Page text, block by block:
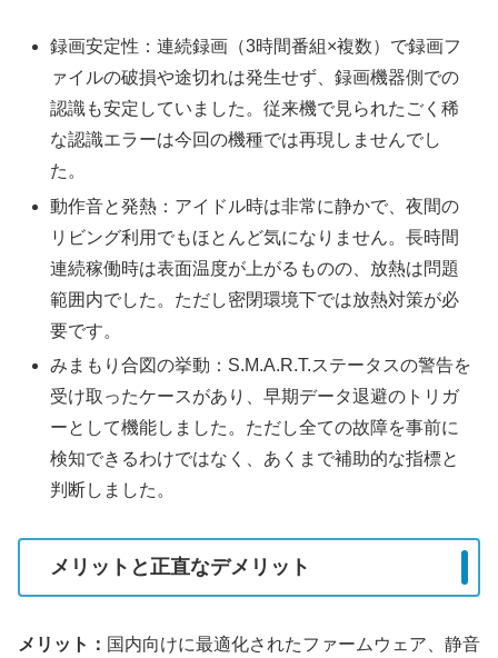
録画安定性：連続録画（3時間番組×複数）で録画フ
ァイルの破損や途切れは発生せず、録画機器側での
認識も安定していました。従来機で見られたごく稀
な認識エラーは今回の機種では再現しませんでし
た。
動作音と発熱：アイドル時は非常に静かで、夜間の
リビング利用でもほとんど気になりません。長時間
連続稼働時は表面温度が上がるものの、放熱は問題
範囲内でした。ただし密閉環境下では放熱対策が必
要です。
みまもり合図の挙動：S.M.A.R.T.ステータスの警告を
受け取ったケースがあり、早期データ退避のトリガ
ーとして機能しました。ただし全ての故障を事前に
検知できるわけではなく、あくまで補助的な指標と
判断しました。
メリットと正直なデメリット
メリット： 国内向けに最適化されたファームウェア、静音